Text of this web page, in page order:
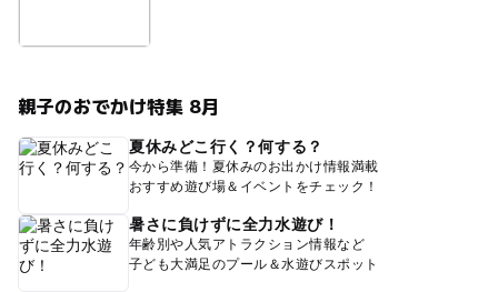
親子のおでかけ特集 8月
夏休みどこ行く？何する？
今から準備！夏休みのお出かけ情報満載
おすすめ遊び場＆イベントをチェック！
暑さに負けずに全力水遊び！
年齢別や人気アトラクション情報など
子ども大満足のプール＆水遊びスポット